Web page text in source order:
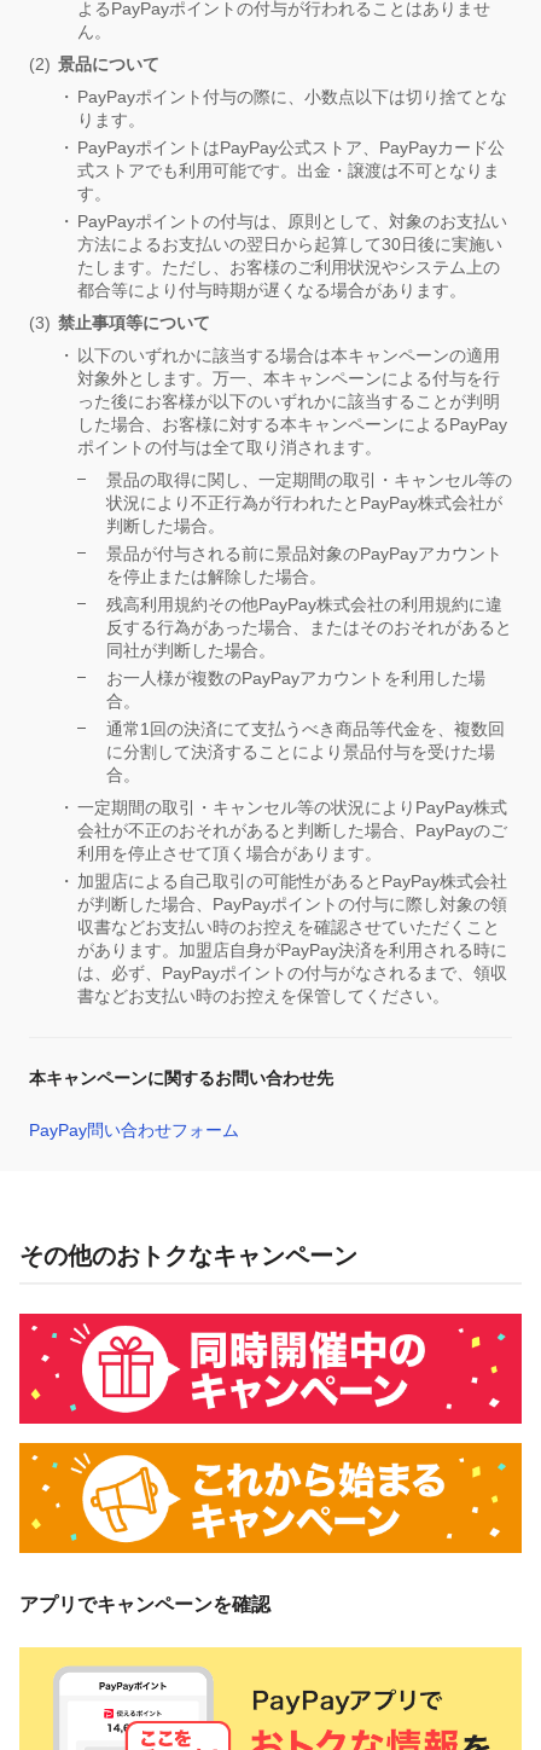
よるPayPayポイントの付与が行われることはありませ
ん。
景品について
PayPayポイント付与の際に、小数点以下は切り捨てとな
ります。
PayPayポイントはPayPay公式ストア、PayPayカード公
式ストアでも利用可能です。出金・譲渡は不可となりま
す。
PayPayポイントの付与は、原則として、対象のお支払い
方法によるお支払いの翌日から起算して30日後に実施い
たします。ただし、お客様のご利用状況やシステム上の
都合等により付与時期が遅くなる場合があります。
禁止事項等について
以下のいずれかに該当する場合は本キャンペーンの適用
対象外とします。万一、本キャンペーンによる付与を行
った後にお客様が以下のいずれかに該当することが判明
した場合、お客様に対する本キャンペーンによるPayPay
ポイントの付与は全て取り消されます。
景品の取得に関し、一定期間の取引・キャンセル等の
状況により不正行為が行われたとPayPay株式会社が
判断した場合。
景品が付与される前に景品対象のPayPayアカウント
を停止または解除した場合。
残高利用規約その他PayPay株式会社の利用規約に違
反する行為があった場合、またはそのおそれがあると
同社が判断した場合。
お一人様が複数のPayPayアカウントを利用した場
合。
通常1回の決済にて支払うべき商品等代金を、複数回
に分割して決済することにより景品付与を受けた場
合。
一定期間の取引・キャンセル等の状況によりPayPay株式
会社が不正のおそれがあると判断した場合、PayPayのご
利用を停止させて頂く場合があります。
加盟店による自己取引の可能性があるとPayPay株式会社
が判断した場合、PayPayポイントの付与に際し対象の領
収書などお支払い時のお控えを確認させていただくこと
があります。加盟店自身がPayPay決済を利用される時に
は、必ず、PayPayポイントの付与がなされるまで、領収
書などお支払い時のお控えを保管してください。
本キャンペーンに関するお問い合わせ先
PayPay問い合わせフォーム
その他のおトクなキャンペーン
アプリでキャンペーンを確認